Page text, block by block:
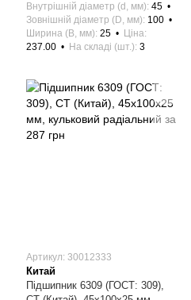
Внутрішній діаметр (d, мм) 45
Зовнішній діаметр (D, мм) 100
Ширина (B, мм) 25
Ціна
237.00
На складі (шт.) 3
Артикул: 30012333
Китай
Підшипник 6309 (ГОСТ: 309),